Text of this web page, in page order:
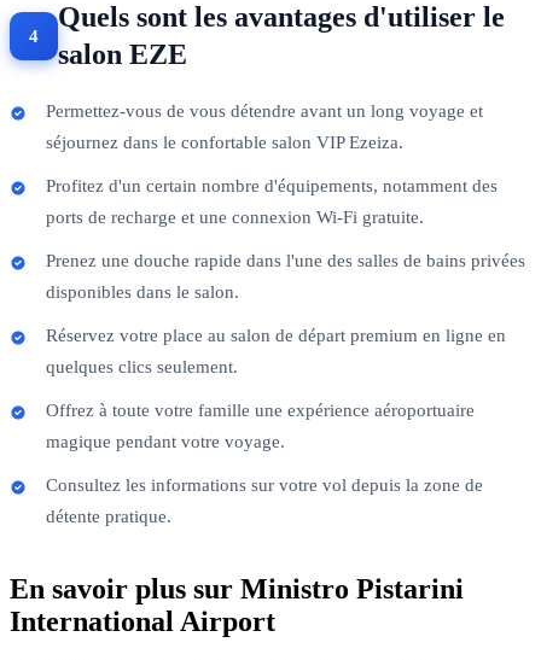
Quels sont les avantages d'utiliser le
salon EZE
Permettez-vous de vous détendre avant un long voyage et
séjournez dans le confortable salon VIP Ezeiza.
Profitez d'un certain nombre d'équipements, notamment des
ports de recharge et une connexion Wi-Fi gratuite.
Prenez une douche rapide dans l'une des salles de bains privées
disponibles dans le salon.
Réservez votre place au salon de départ premium en ligne en
quelques clics seulement.
Offrez à toute votre famille une expérience aéroportuaire
magique pendant votre voyage.
Consultez les informations sur votre vol depuis la zone de
détente pratique.
En savoir plus sur Ministro Pistarini
International Airport